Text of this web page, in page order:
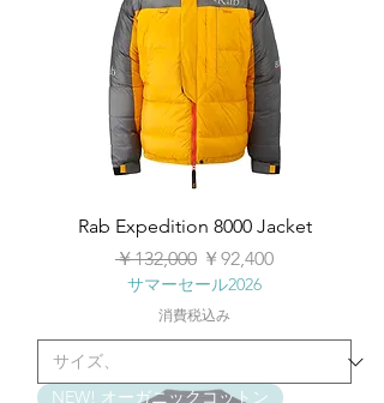
Rab Expedition 8000 Jacket
通常価格
￥132,000 セール価格
￥92,400
サマーセール2026
消費税込み
NEW! オーガニックコットン